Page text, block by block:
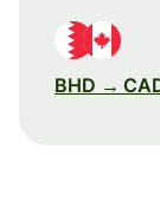
BHD →